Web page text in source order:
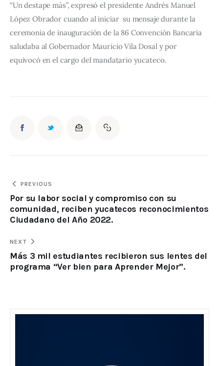
“Un destape más”, expresó el presidente Andrés Manuel
López Obrador cuando al iniciar  su mensaje durante la
ceremonia de inauguración de la 86 Convención Bancaria
saludaba al Gobernador Mauricio Vila Dosal y por
equivocó en el cargo del mandatario yucateco.
PREVIOUS
Por su labor social y compromiso con su
comunidad, reciben yucatecos reconocimientos
Ciudadano del Año 2022.
NEXT
Más 3 mil estudiantes recibieron sus lentes del
programa “Ver bien para Aprender Mejor”.